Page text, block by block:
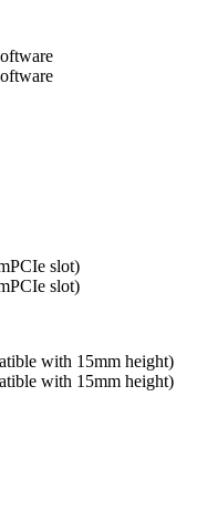
slot)
slot)
with 15mm height)
with 15mm height)